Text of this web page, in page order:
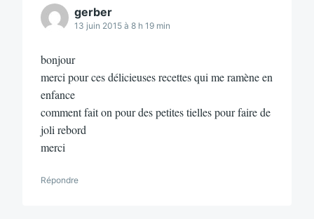
gerber
13 juin 2015 à 8 h 19 min
bonjour
merci pour ces délicieuses recettes qui me ramène en
enfance
comment fait on pour des petites tielles pour faire de
joli rebord
merci
Répondre